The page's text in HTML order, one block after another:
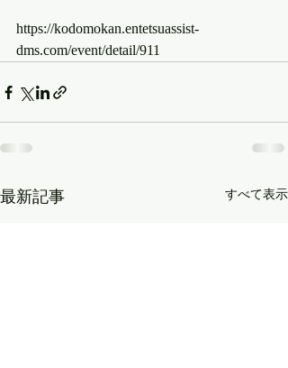
https://kodomokan.entetsuassist-
dms.com/event/detail/911
最新記事 すべて表示